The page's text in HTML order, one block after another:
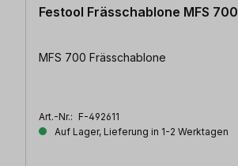
Festool Frässchablone MFS 700
MFS 700 Frässchablone
Art.-Nr.: F-492611
Auf Lager, Lieferung in 1-2 Werktagen